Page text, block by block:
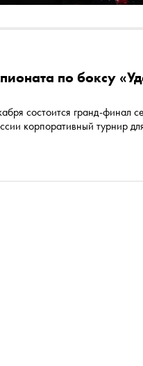
по боксу
состоится гранд-финал
корпоративный турнир